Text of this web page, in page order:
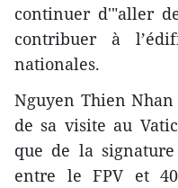
continuer d'"aller
contribuer à
nationales.
Nguyen Thien
de sa visite au
que de la
entre le FPV et